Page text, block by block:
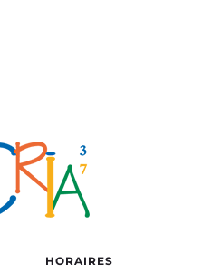
HORAIRES